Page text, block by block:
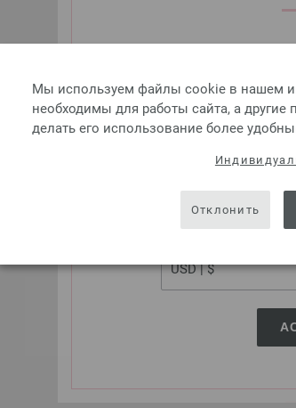
LANGUAGE
SHIPPING TO
USA - The
Мы используем файлы cookie в нашем
необходимы для работы сайта, а другие
делать его использование более
Отклонить